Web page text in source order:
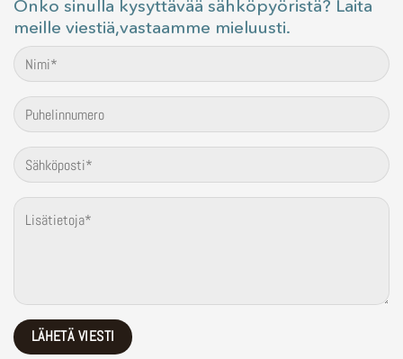
Onko sinulla kysyttävää sähköpyöristä? Laita
meille viestiä,vastaamme mieluusti.